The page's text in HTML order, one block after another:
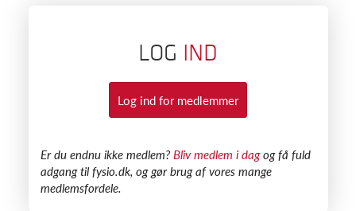
LOG IND
Log ind for medlemmer
​Er du endnu ikke medlem?Bliv medlem i dagog få fuld
adgang til fysio.dk, og gør brug af vores mange
medlemsfordele.